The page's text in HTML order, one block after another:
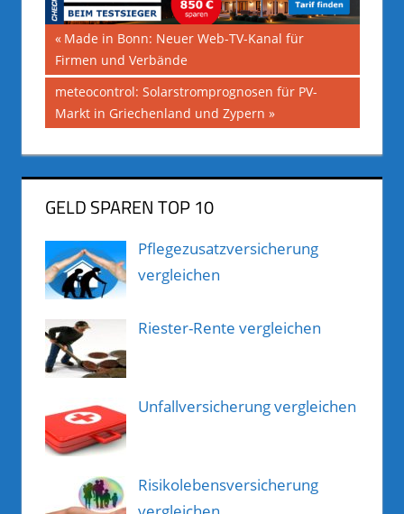
Beitragsnavigation
Vorheriger
Beitrag:
Made in Bonn: Neuer Web-TV-Kanal für
Firmen und Verbände
Nächster
Beitrag:
meteocontrol: Solarstromprognosen für PV-
Markt in Griechenland und Zypern
GELD SPAREN TOP 10
Pflegezusatzversicherung
vergleichen
Riester-Rente vergleichen
Unfallversicherung vergleichen
Risikolebensversicherung